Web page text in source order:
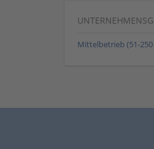
Mittelbetrieb (51-250